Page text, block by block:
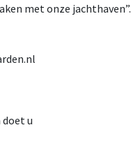
met onze jachthaven”.
u